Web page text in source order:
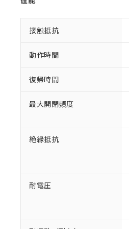
接触抵抗
動作時間
復帰時間
最大開閉頻度
絶縁抵抗
耐電圧